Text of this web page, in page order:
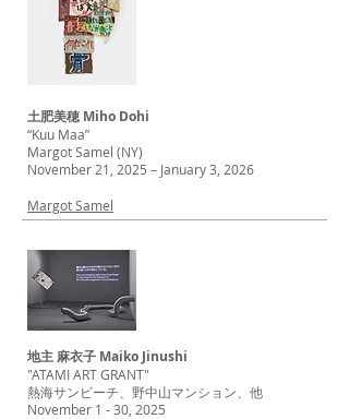
土肥美穂 Miho Dohi
“Kuu Maa”
Margot Samel (NY)
November 21, 2025 – January 3, 2026
Margot Samel
地主 麻衣子 Maiko Jinushi
"ATAMI ART GRANT"
熱海サンビーチ、野中山マンション、他
November 1 - 30, 2025